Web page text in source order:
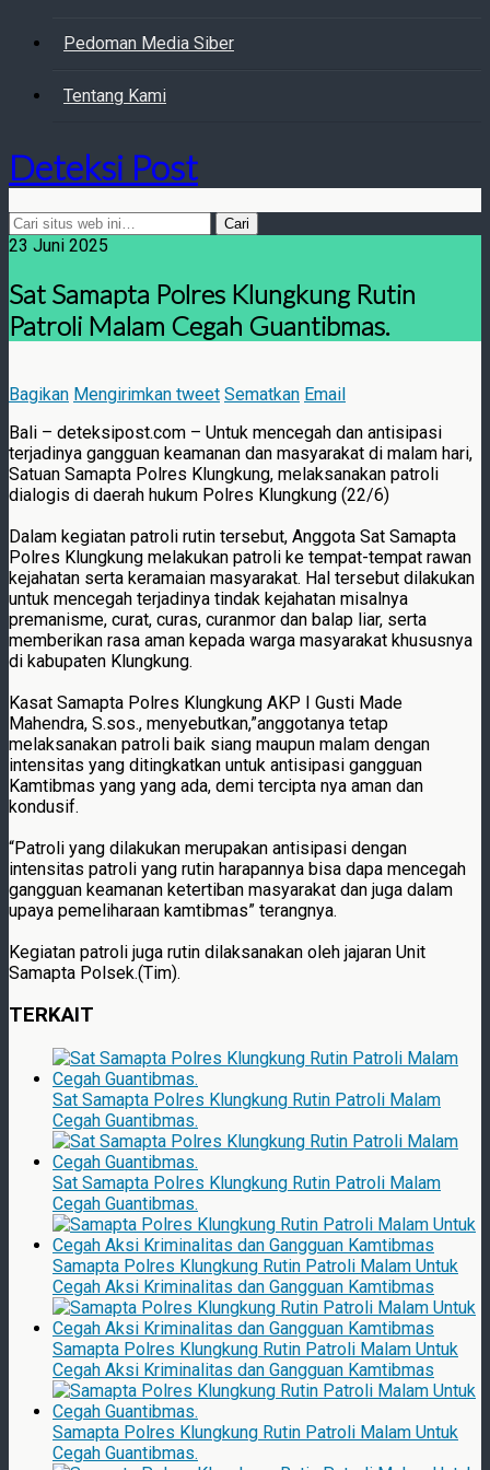
Pedoman Media Siber
Tentang Kami
Deteksi Post
23 Juni 2025
Sat Samapta Polres Klungkung Rutin
Patroli Malam Cegah Guantibmas.
Bagikan Mengirimkan tweet Sematkan Email
Bali – deteksipost.com – Untuk mencegah dan antisipasi
terjadinya gangguan keamanan dan masyarakat di malam hari,
Satuan Samapta Polres Klungkung, melaksanakan patroli
dialogis di daerah hukum Polres Klungkung (22/6)
Dalam kegiatan patroli rutin tersebut, Anggota Sat Samapta
Polres Klungkung melakukan patroli ke tempat-tempat rawan
kejahatan serta keramaian masyarakat. Hal tersebut dilakukan
untuk mencegah terjadinya tindak kejahatan misalnya
premanisme, curat, curas, curanmor dan balap liar, serta
memberikan rasa aman kepada warga masyarakat khususnya
di kabupaten Klungkung.
Kasat Samapta Polres Klungkung AKP I Gusti Made
Mahendra, S.sos., menyebutkan,”anggotanya tetap
melaksanakan patroli baik siang maupun malam dengan
intensitas yang ditingkatkan untuk antisipasi gangguan
Kamtibmas yang yang ada, demi tercipta nya aman dan
kondusif.
“Patroli yang dilakukan merupakan antisipasi dengan
intensitas patroli yang rutin harapannya bisa dapa mencegah
gangguan keamanan ketertiban masyarakat dan juga dalam
upaya pemeliharaan kamtibmas” terangnya.
Kegiatan patroli juga rutin dilaksanakan oleh jajaran Unit
Samapta Polsek.(Tim).
TERKAIT
Sat Samapta Polres Klungkung Rutin Patroli Malam
Cegah Guantibmas.
Sat Samapta Polres Klungkung Rutin Patroli Malam
Cegah Guantibmas.
Samapta Polres Klungkung Rutin Patroli Malam Untuk
Cegah Aksi Kriminalitas dan Gangguan Kamtibmas
Samapta Polres Klungkung Rutin Patroli Malam Untuk
Cegah Aksi Kriminalitas dan Gangguan Kamtibmas
Samapta Polres Klungkung Rutin Patroli Malam Untuk
Cegah Guantibmas.